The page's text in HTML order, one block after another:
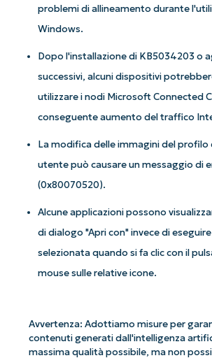
problemi di allineamento durante
Windows.
Dopo l'installazione di KB5034203 o
successivi, alcuni dispositivi
utilizzare i nodi Microsoft Connected
conseguente aumento del traffico
La modifica delle immagini del profilo
utente può causare un messaggio di
(0x80070520).
Alcune applicazioni possono
di dialogo "Apri con" invece di
selezionata quando si fa clic con il
mouse sulle relative icone.
Avvertenza: Adottiamo misure per
contenuti generati dall'intelligenza
massima qualità possibile, ma non
Iniziate con le analisi
dall'AI di
Non è richiesta alcuna carta di
accesso completo a tutte le
Business
email*